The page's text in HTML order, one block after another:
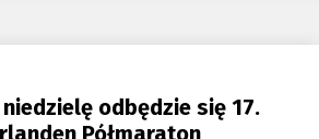
odbędzie się 17.
Półmaraton